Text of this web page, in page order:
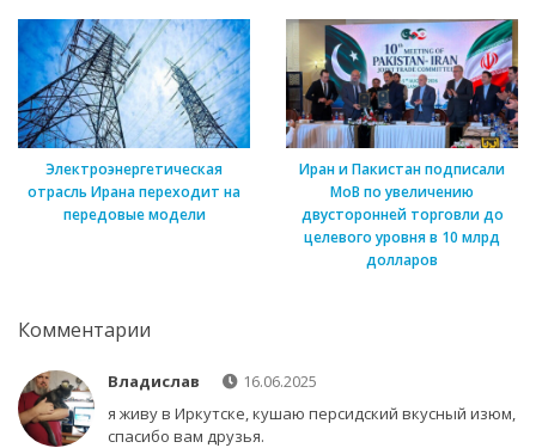
Электроэнергетическая
отрасль Ирана переходит на
передовые модели
Иран и Пакистан подписали
МоВ по увеличению
двусторонней торговли до
целевого уровня в 10 млрд
долларов
Комментарии
Владислав
16.06.2025
я живу в Иркутске, кушаю персидский вкусный изюм,
спасибо вам друзья.